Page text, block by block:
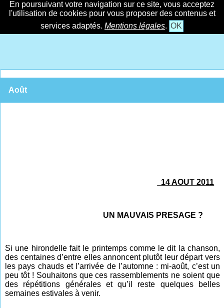
En poursuivant votre navigation sur ce site, vous acceptez
l'utilisation de cookies pour vous proposer des contenus et
services adaptés. Mentions légales. OK
Août
14 AOUT 2011
UN MAUVAIS PRESAGE ?
Si une hirondelle fait le printemps comme le dit la chanson,
des centaines d’entre elles annoncent plutôt leur départ vers
les pays chauds et l’arrivée de l’automne : mi-août, c’est un
peu tôt ! Souhaitons que ces rassemblements ne soient que
des répétitions générales et qu’il reste quelques belles
semaines estivales à venir.